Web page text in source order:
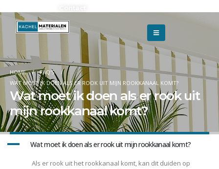
HOME
FAQ'S
WAT MOET IK DOEN ALS ER ROOK UIT MIJN ROOKKANAAL KOMT?
Wat moet ik doen als er rook uit
mijn rookkanaal komt?
A Wat moet ik doen als er rook uit mijn rookkanaal komt?
Als er rook uit het rookkanaal komt, kan dit duiden op